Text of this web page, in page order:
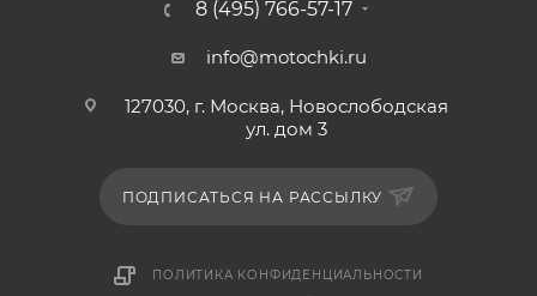
8 (495) 766-57-17
info@motochki.ru
127030, г. Москва, Новослободская
ул. дом 3
ПОДПИСАТЬСЯ НА РАССЫЛКУ
ПОЛИТИКА КОНФИДЕНЦИАЛЬНОСТИ